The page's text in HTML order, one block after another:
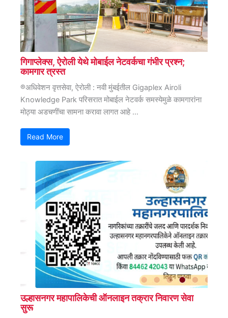
गिगाप्लेक्स, ऐरोली येथे मोबाईल नेटवर्कचा गंभीर प्रश्न;
कामगार त्रस्त
®अधिवेशन वृत्तसेवा, ऐरोली : नवी मुंबईतील Gigaplex Airoli
Knowledge Park परिसरात मोबाईल नेटवर्क समस्येमुळे कामगारांना
मोठ्या अडचणींचा सामना करावा लागत आहे ...
Read More
उल्हासनगर महापालिकेची ऑनलाइन तक्रार निवारण सेवा
सुरू